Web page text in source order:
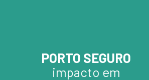
PORTO SEGURO
impacto em